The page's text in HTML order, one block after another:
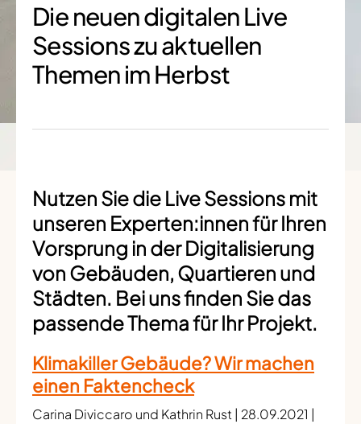
Die neuen digitalen Live
Sessions zu aktuellen
Themen im Herbst
Nutzen Sie die Live Sessions mit
unseren Experten:innen für Ihren
Vorsprung in der Digitalisierung
von Gebäuden, Quartieren und
Städten. Bei uns finden Sie das
passende Thema für Ihr Projekt.
Klimakiller Gebäude? Wir machen
einen Faktencheck
Carina Diviccaro und Kathrin Rust | 28.09.2021 |